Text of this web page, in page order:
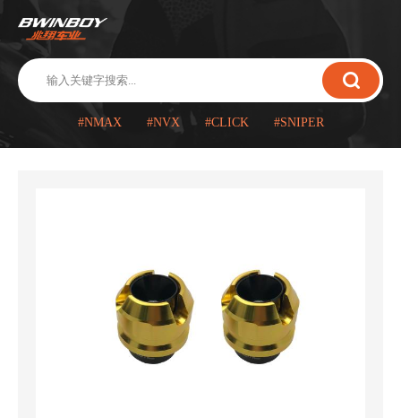
#NMAX #NVX #CLICK #SNIPER